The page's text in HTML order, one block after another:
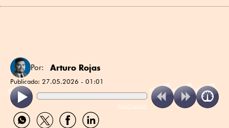
Por: Arturo Rojas
Publicado: 27.05.2026 - 01:01
ReadSpeaker
Compartir
por
Compartir
por
Compartir
por
Compartir
por